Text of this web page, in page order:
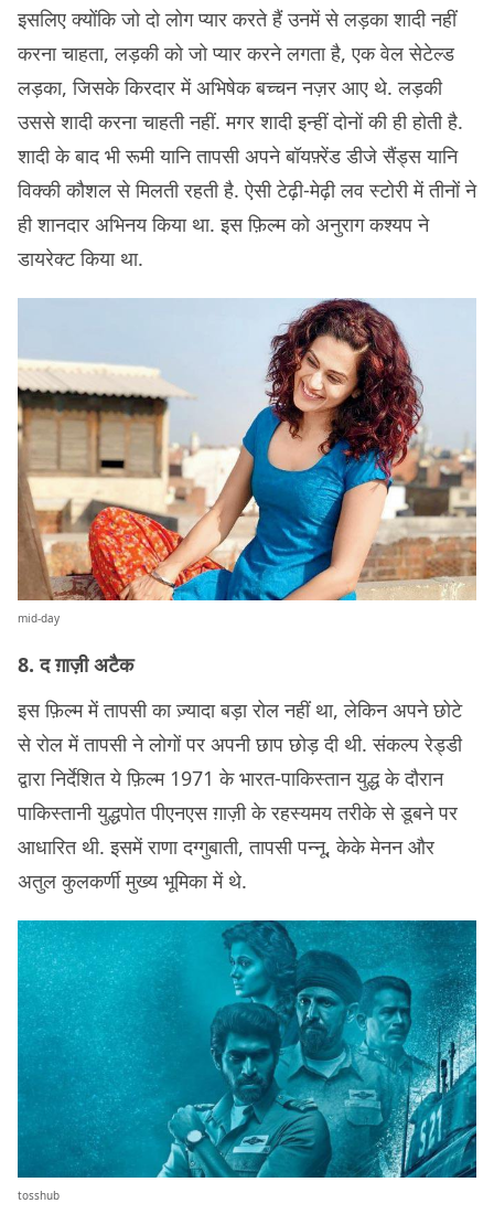
इसलिए क्योंकि जो दो लोग प्यार करते हैं उनमें से लड़का शादी नहीं
करना चाहता, लड़की को जो प्यार करने लगता है, एक वेल सेटेल्ड
लड़का, जिसके किरदार में अभिषेक बच्चन नज़र आए थे. लड़की
उससे शादी करना चाहती नहीं. मगर शादी इन्हीं दोनों की ही होती है.
शादी के बाद भी रूमी यानि तापसी अपने बॉयफ़्रेंड डीजे सैंड्स यानि
विक्की कौशल से मिलती रहती है. ऐसी टेढ़ी-मेढ़ी लव स्टोरी में तीनों ने
ही शानदार अभिनय किया था. इस फ़िल्म को अनुराग कश्यप ने
डायरेक्ट किया था.
mid-day
8. द ग़ाज़ी अटैक
इस फ़िल्म में तापसी का ज़्यादा बड़ा रोल नहीं था, लेकिन अपने छोटे
से रोल में तापसी ने लोगों पर अपनी छाप छोड़ दी थी. संकल्प रेड्डी
द्वारा निर्देशित ये फ़िल्म 1971 के भारत-पाकिस्तान युद्ध के दौरान
पाकिस्तानी युद्धपोत पीएनएस ग़ाज़ी के रहस्यमय तरीके से डूबने पर
आधारित थी. इसमें राणा दग्गुबाती, तापसी पन्नू, केके मेनन और
अतुल कुलकर्णी मुख्य भूमिका में थे.
tosshub